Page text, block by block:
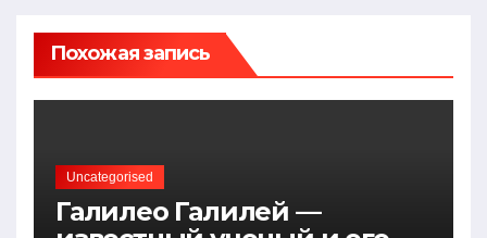
Похожая запись
Uncategorised
Галилео Галилей —